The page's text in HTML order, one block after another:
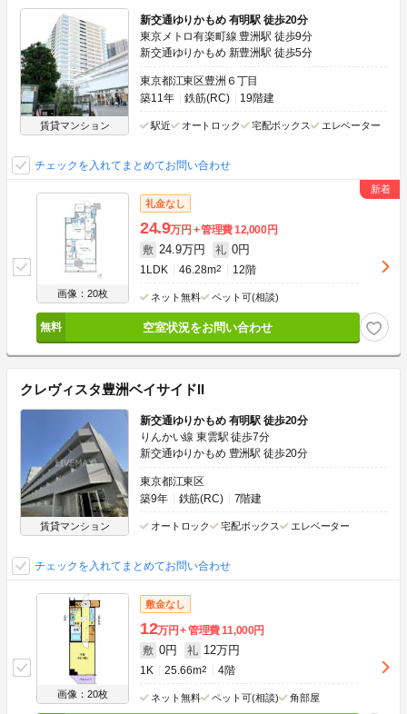
賃貸マンション
新交通ゆりかもめ 有明駅 徒歩20分
東京メトロ有楽町線 豊洲駅 徒歩9分
新交通ゆりかもめ 新豊洲駅 徒歩5分
東京都江東区豊洲６丁目
築11年
鉄筋(RC) 19階建
駅近 オートロック 宅配ボックス エレベーター
チェックを入れてまとめてお問い合わせ
画像：20枚
礼金なし
24.9万円 管理費12,000円
敷 24.9万円 礼 0円
1LDK 46.28m2 12階
ネット無料 ペット可(相談)
空室状況をお問い合わせ
クレヴィスタ豊洲ベイサイドII
賃貸マンション
新交通ゆりかもめ 有明駅 徒歩20分
りんかい線 東雲駅 徒歩7分
新交通ゆりかもめ 豊洲駅 徒歩20分
東京都江東区
築9年
鉄筋(RC) 7階建
オートロック 宅配ボックス エレベーター
チェックを入れてまとめてお問い合わせ
画像：20枚
敷金なし
12万円 管理費11,000円
敷 0円 礼 12万円
1K 25.66m2 4階
ネット無料 ペット可(相談) 角部屋